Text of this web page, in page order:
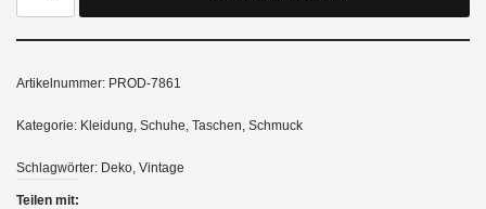
Artikelnummer: PROD-7861
Kategorie: Kleidung, Schuhe, Taschen, Schmuck
Schlagwörter: Deko, Vintage
Teilen mit: